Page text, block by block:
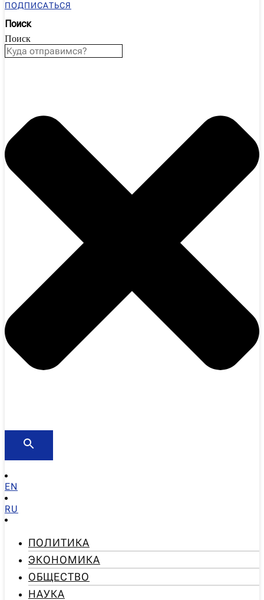
ПОДПИСАТЬСЯ
Поиск
Поиск
EN
RU
ПОЛИТИКА
ЭКОНОМИКА
ОБЩЕСТВО
НАУКА